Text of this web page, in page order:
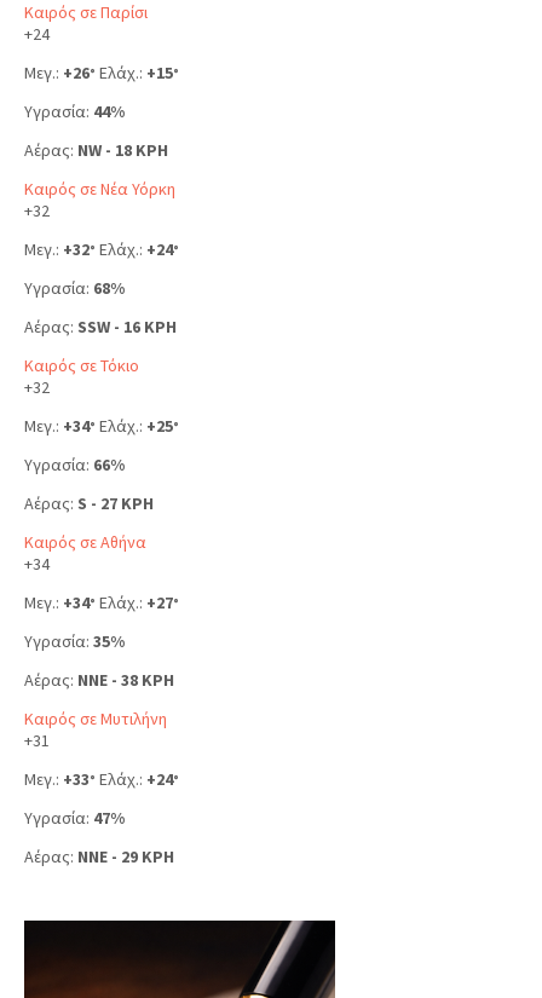
Καιρός σε Παρίσι
+24
Μεγ.: +26° Ελάχ.: +15°
Υγρασία: 44%
Αέρας: NW - 18 KPH
Καιρός σε Νέα Υόρκη
+32
Μεγ.: +32° Ελάχ.: +24°
Υγρασία: 68%
Αέρας: SSW - 16 KPH
Καιρός σε Τόκιο
+32
Μεγ.: +34° Ελάχ.: +25°
Υγρασία: 66%
Αέρας: S - 27 KPH
Καιρός σε Αθήνα
+34
Μεγ.: +34° Ελάχ.: +27°
Υγρασία: 35%
Αέρας: NNE - 38 KPH
Καιρός σε Μυτιλήνη
+31
Μεγ.: +33° Ελάχ.: +24°
Υγρασία: 47%
Αέρας: NNE - 29 KPH